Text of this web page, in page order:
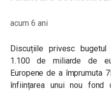
acum 6 ani
Discuțiile privesc
1.100 de miliarde de
Europene de a împrumuta
înființarea unui nou fond